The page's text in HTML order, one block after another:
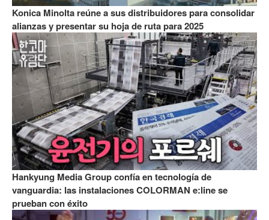
Konica Minolta reúne a sus distribuidores para consolidar
alianzas y presentar su hoja de ruta para 2025
Hankyung Media Group confía en tecnología de
vanguardia: las instalaciones COLORMAN e:line se
prueban con éxito